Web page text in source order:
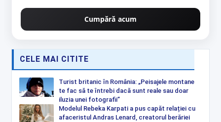
Cumpără acum
CELE MAI CITITE
Turist britanic în România: „Peisajele montane
te fac să te întrebi dacă sunt reale sau doar
iluzia unei fotografii”
Modelul Rebeka Karpati a pus capăt relației cu
afaceristul Andras Lenard, creatorul berăriei